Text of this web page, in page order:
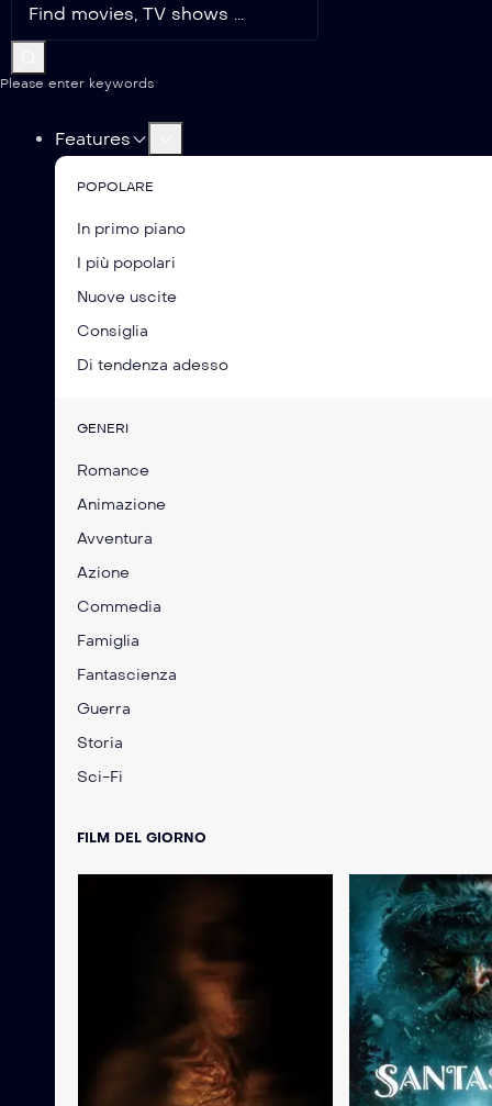
Please enter keywords
Features
POPOLARE
In primo piano
I più popolari
Nuove uscite
Consiglia
Di tendenza adesso
GENERI
Romance
Animazione
Avventura
Azione
Commedia
Famiglia
Fantascienza
Guerra
Storia
Sci-Fi
FILM DEL GIORNO